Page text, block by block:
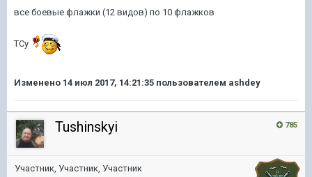
все боевые флажки (12 видов) по 10 флажков
ТСу
Изменено 14 июл 2017, 14:21:35 пользователем ashdey
785
Tushinskyi
Участник, Участник, Участник